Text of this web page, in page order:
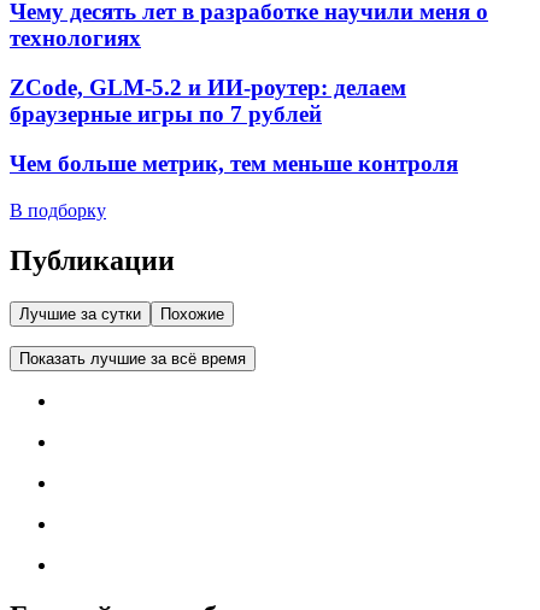
Чему десять лет в разработке научили меня о
технологиях
ZCode, GLM-5.2 и ИИ-роутер: делаем
браузерные игры по 7 рублей
Чем больше метрик, тем меньше контроля
В подборку
Публикации
Лучшие за сутки Похожие
Показать лучшие за всё время